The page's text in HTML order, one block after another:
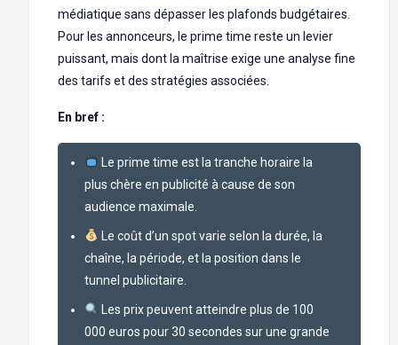
médiatique sans dépasser les plafonds budgétaires.
Pour les annonceurs, le prime time reste un levier
puissant, mais dont la maîtrise exige une analyse fine
des tarifs et des stratégies associées.
En bref :
Le prime time est la tranche horaire la
plus chère en publicité à cause de son
audience maximale.
Le coût d’un spot varie selon la durée, la
chaîne, la période, et la position dans le
tunnel publicitaire.
Les prix peuvent atteindre plus de 100
000 euros pour 30 secondes sur une grande